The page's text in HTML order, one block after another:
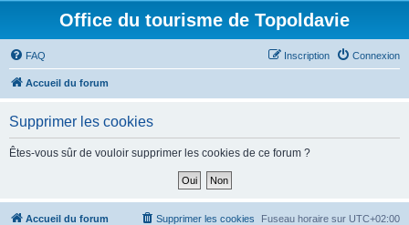
Office du tourisme de Topoldavie
FAQ Connexion
Inscription
Accueil du forum
Supprimer les cookies
Êtes-vous sûr de vouloir supprimer les cookies de ce forum ?
Accueil du forum Fuseau horaire sur UTC+02:00
Supprimer les cookies